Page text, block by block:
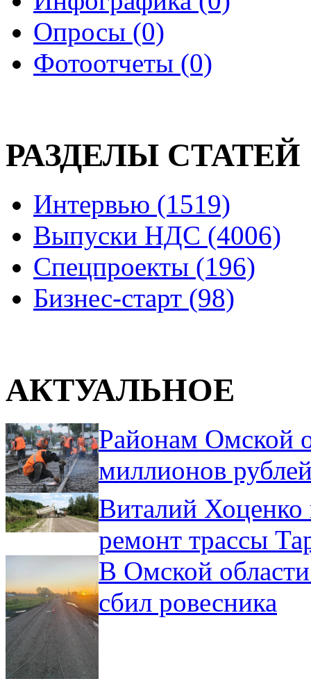
Опросы (0)
Фотоотчеты (0)
РАЗДЕЛЫ СТАТЕЙ
Интервью (1519)
Выпуски НДС (4006)
Спецпроекты (196)
Бизнес-старт (98)
АКТУАЛЬНОЕ
Районам Омской
миллионов
Виталий Хоценко
ремонт трассы
В Омской
сбил ровесника